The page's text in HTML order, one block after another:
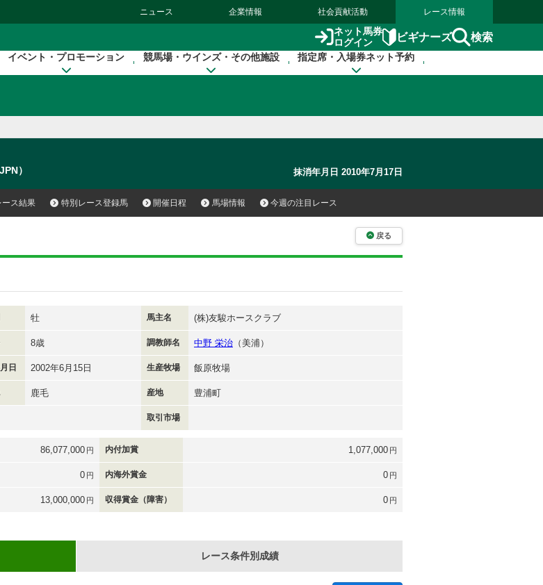
ニュース 企業情報 社会貢献活動 レース情報
ネット馬券
ログイン
ビギナーズ 検索
イベント・プロモーション 競馬場・ウインズ・その他施設 指定席・入場券ネット予約
） 抹消年月日 2010年7月17日
ース結果 特別レース登録馬 開催日程 馬場情報 今週の注目レース
戻る
牡 馬主名 (株)友駿ホースクラブ
8歳 調教師名 中野 栄治 （美浦）
日 2002年6月15日 生産牧場 飯原牧場
鹿毛 産地 豊浦町
取引市場
86,077,000 円 内付加賞 1,077,000 円
0 円 内海外賞金 0 円
13,000,000 円 収得賞金（障害） 0 円
レース条件別成績